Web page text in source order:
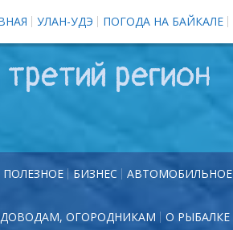
УЛАН-УДЭ ПОГОДА НА БАЙКАЛЕ
регион
ПОЛЕЗНОЕ БИЗНЕС АВТОМОБИЛЬНОЕ
ОГОРОДНИКАМ О РЫБАЛКЕ